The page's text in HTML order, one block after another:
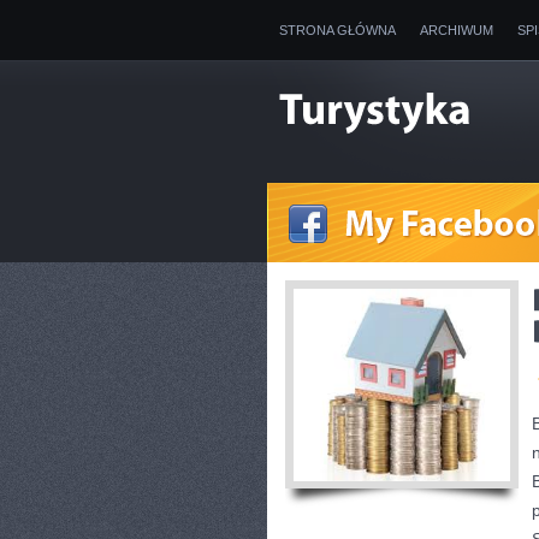
STRONA GŁÓWNA ARCHIWUM